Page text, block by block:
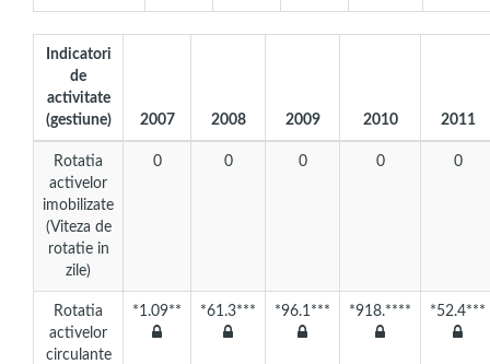
Indicatori
de
activitate
(gestiune)
2007 2008 2009 2010 2011
Rotatia
activelor
imobilizate
(Viteza de
rotatie in
zile)
0 0 0 0 0
Rotatia
activelor
circulante
*1.09** *61.3*** *96.1*** *918.**** *52.4***